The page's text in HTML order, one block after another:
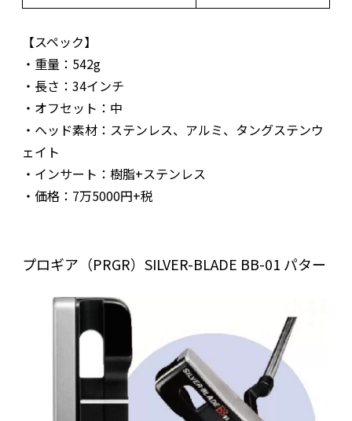
【スペック】
・重量：542g
・長さ：34インチ
・オフセット：中
・ヘッド素材：ステンレス、アルミ、タングステンウ
ェイト
・インサート：樹脂+ステンレス
・価格：7万5000円+税
プロギア（PRGR）SILVER-BLADE BB-01 パター